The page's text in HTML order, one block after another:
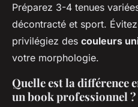
Préparez 3-4 tenues
décontracté et sport.
privilégiez des couleurs
votre morphologie.
Quelle est la différence
un book professionnel ?